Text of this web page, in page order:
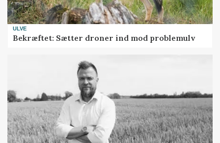
ULVE
Bekræftet: Sætter droner ind mod problemulv